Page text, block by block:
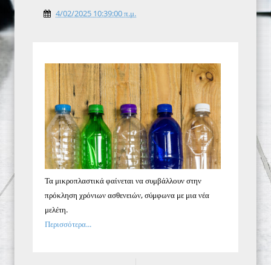
4/02/2025 10:39:00 π.μ.
Τα μικροπλαστικά φαίνεται να συμβάλλουν στην
πρόκληση χρόνιων ασθενειών, σύμφωνα με μια νέα
μελέτη.
Περισσότερα...